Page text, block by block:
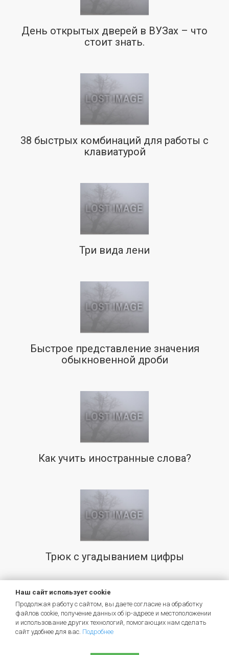
День открытых дверей в ВУЗах – что
стоит знать.
38 быстрых комбинаций для работы с
клавиатурой
Три вида лени
Быстрое представление значения
обыкновенной дроби
Как учить иностранные слова?
Трюк с угадыванием цифры
Репетиторам и наставникам
Брендируйте свою страницу и рассказывайте о
своих услугах.
Наш сайт использует cookie
Продолжая работу с сайтом, вы даете согласие на обработку
файлов cookie, получение данных об ip-адресе и местоположении
и использование других технологий, помогающих нам сделать
сайт удобнее для вас. Подробнее